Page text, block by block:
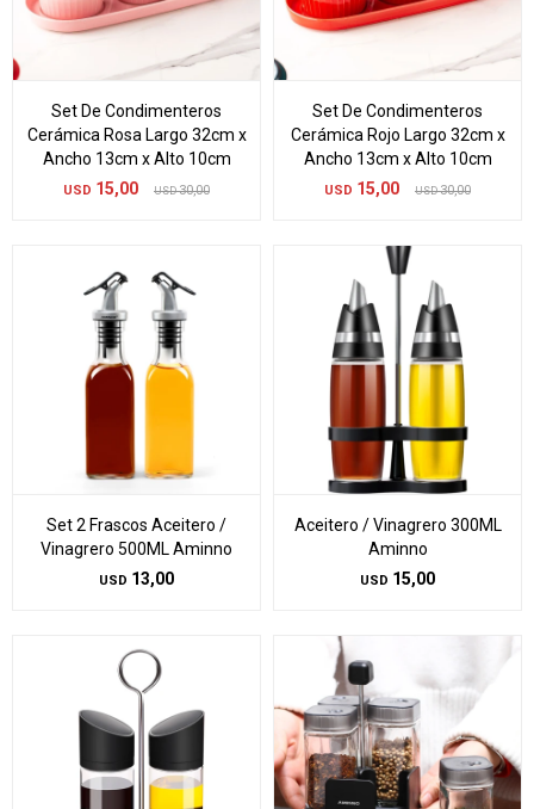
Set De Condimenteros
Cerámica Rosa Largo 32cm x
Ancho 13cm x Alto 10cm
USD 15,00 USD 30,00
Set De Condimenteros
Cerámica Rojo Largo 32cm x
Ancho 13cm x Alto 10cm
USD 15,00 USD 30,00
Set 2 Frascos Aceitero /
Vinagrero 500ML Aminno
USD 13,00
Aceitero / Vinagrero 300ML
Aminno
USD 15,00